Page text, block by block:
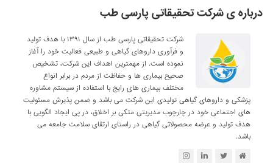
درباره ی شرکت تحقیقاتی پارسی طب
شرکت تحقیقاتی پارسی طب از سال ۱۳۹۱ با هدف تولید
و فرآوری داروهای گیاهی و طبیعی فعالیت خود را آغاز
نموده است. از مهمترین اهداف این شرکت، تشخیص
صحیح بیماری ها و حفاظت از مردم در برابر انواع
مختلف بیماری های رایج با استفاده از سیستم مشاوره
پزشکی و داروهای گیاهی تولیدی این شرکت می باشد و ضمن پذیرش مسئولیت
های اجتماعی خود در چارچوب مدیریتی متکی بر اخلاق، در پی ایجاد الگویی با
هدف تولید و عرضه محصولاتی گیاهی در راستای ارتقای سلامت جامعه می
باشد.